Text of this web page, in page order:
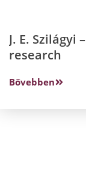
J. E.
research
Bővebben